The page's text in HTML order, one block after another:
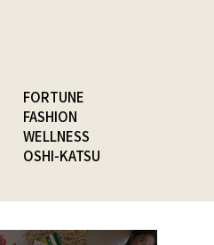
FORTUNE
FASHION
WELLNESS
OSHI-KATSU